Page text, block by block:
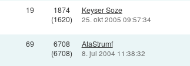
19
1874
(1620)
Keyser Soze
25. okt 2005 09:57:34
69
6708
(6708)
AtaStrumf
8. jul 2004 11:38:32